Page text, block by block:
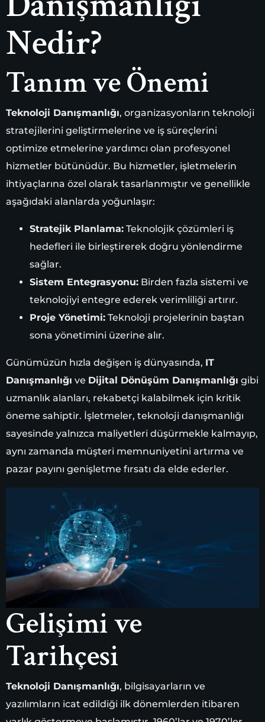
Nedir?
Tanım ve Önemi
Teknoloji Danışmanlığı, organizasyonların teknoloji
stratejilerini geliştirmelerine ve iş süreçlerini
optimize etmelerine yardımcı olan profesyonel
hizmetler bütünüdür. Bu hizmetler, işletmelerin
ihtiyaçlarına özel olarak tasarlanmıştır ve genellikle
aşağıdaki alanlarda yoğunlaşır:
Stratejik Planlama: Teknolojik çözümleri iş
hedefleri ile birleştirerek doğru yönlendirme
sağlar.
Sistem Entegrasyonu: Birden fazla sistemi ve
teknolojiyi entegre ederek verimliliği artırır.
Proje Yönetimi: Teknoloji projelerinin baştan
sona yönetimini üzerine alır.
Günümüzün hızla değişen iş dünyasında, IT
Danışmanlığı ve Dijital Dönüşüm Danışmanlığı gibi
uzmanlık alanları, rekabetçi kalabilmek için kritik
öneme sahiptir. İşletmeler, teknoloji danışmanlığı
sayesinde yalnızca maliyetleri düşürmekle kalmayıp,
aynı zamanda müşteri memnuniyetini artırma ve
pazar payını genişletme fırsatı da elde ederler.
Gelişimi ve
Tarihçesi
Teknoloji Danışmanlığı, bilgisayarların ve
yazılımların icat edildiği ilk dönemlerden itibaren